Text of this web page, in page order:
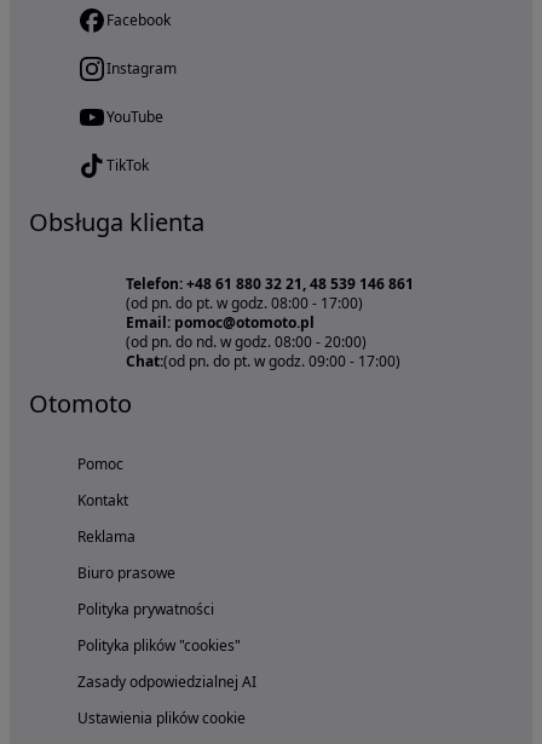
Facebook
Instagram
YouTube
TikTok
Obsługa klienta
Telefon: +48 61 880 32 21, 48 539 146 861
(od pn. do pt. w godz. 08:00 - 17:00)
Email: pomoc@otomoto.pl
(od pn. do nd. w godz. 08:00 - 20:00)
Chat:(od pn. do pt. w godz. 09:00 - 17:00)
Otomoto
Pomoc
Kontakt
Reklama
Biuro prasowe
Polityka prywatności
Polityka plików "cookies"
Zasady odpowiedzialnej AI
Ustawienia plików cookie